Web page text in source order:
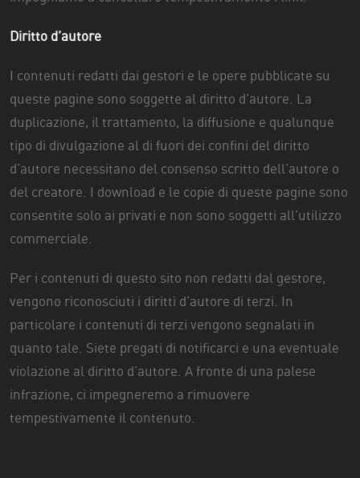
Diritto d’autore
I contenuti redatti dai gestori e le opere pubblicate su
queste pagine sono soggette al diritto d’autore. La
duplicazione, il trattamento, la diffusione e qualunque
tipo di divulgazione al di fuori dei confini del diritto
d’autore necessitano del consenso scritto dell’autore o
del creatore. I download e le copie di queste pagine sono
consentite solo ai privati e non sono soggetti all’utilizzo
commerciale.
Per i contenuti di questo sito non redatti dal gestore,
vengono riconosciuti i diritti d’autore di terzi. In
particolare i contenuti di terzi vengono segnalati in
quanto tale. Siete pregati di notificarci e una eventuale
violazione al diritto d’autore. A fronte di una palese
infrazione, ci impegneremo a rimuovere
tempestivamente il contenuto.